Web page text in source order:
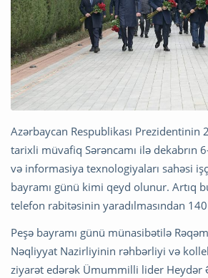
Azərbaycan Respublikası Prezidentinin
tarixli müvafiq Sərəncamı ilə dekabrın
və informasiya texnologiyaları sahəsi
bayramı günü kimi qeyd olunur. Artıq
telefon rabitəsinin yaradılmasından
Peşə bayramı günü münasibətilə
Nəqliyyat Nazirliyinin rəhbərliyi və
ziyarət edərək Ümummilli lider Heydər